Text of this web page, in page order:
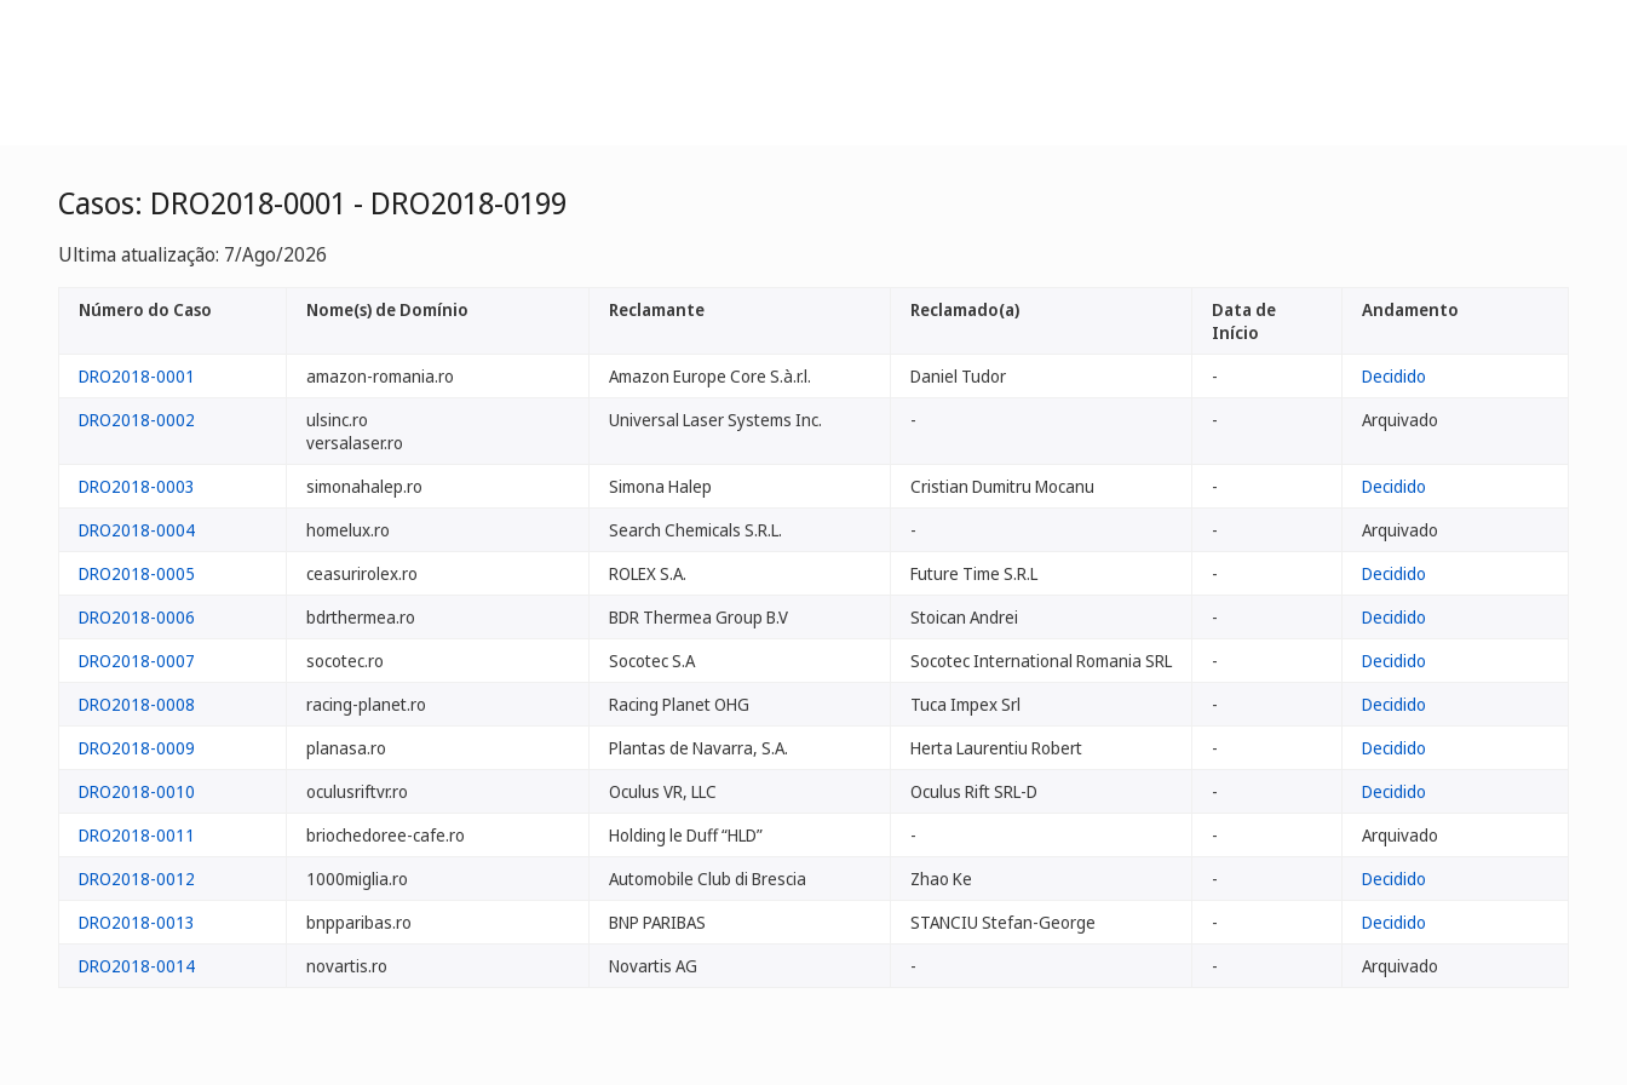
Casos: DRO2018-0001 - DRO2018-0199
Ultima atualização: 7/Ago/2026
Número do Caso Nome(s) de Domínio Reclamante Reclamado(a)
Data de
Início
Andamento
DRO2018-0001 amazon-romania.ro Amazon Europe Core S.à.r.l. Daniel Tudor -
Decidido
DRO2018-0002
ulsinc.ro
versalaser.ro
Universal Laser Systems Inc. - - Arquivado
DRO2018-0003 simonahalep.ro Simona Halep Cristian Dumitru Mocanu -
Decidido
DRO2018-0004
homelux.ro Search Chemicals S.R.L. - -
Arquivado
DRO2018-0005
ceasurirolex.ro ROLEX S.A. Future Time S.R.L -
Decidido
DRO2018-0006
bdrthermea.ro BDR Thermea Group B.V Stoican Andrei -
Decidido
DRO2018-0007
socotec.ro Socotec S.A Socotec International Romania SRL -
Decidido
DRO2018-0008
racing-planet.ro Racing Planet OHG Tuca Impex Srl -
Decidido
DRO2018-0009
planasa.ro Plantas de Navarra, S.A. Herta Laurentiu Robert -
Decidido
DRO2018-0010
oculusriftvr.ro Oculus VR, LLC Oculus Rift SRL-D -
Decidido
DRO2018-0011
briochedoree-cafe.ro Holding le Duff “HLD” - -
Arquivado
DRO2018-0012
1000miglia.ro Automobile Club di Brescia Zhao Ke -
Decidido
DRO2018-0013
bnpparibas.ro BNP PARIBAS STANCIU Stefan-George -
Decidido
DRO2018-0014
novartis.ro Novartis AG - - Arquivado